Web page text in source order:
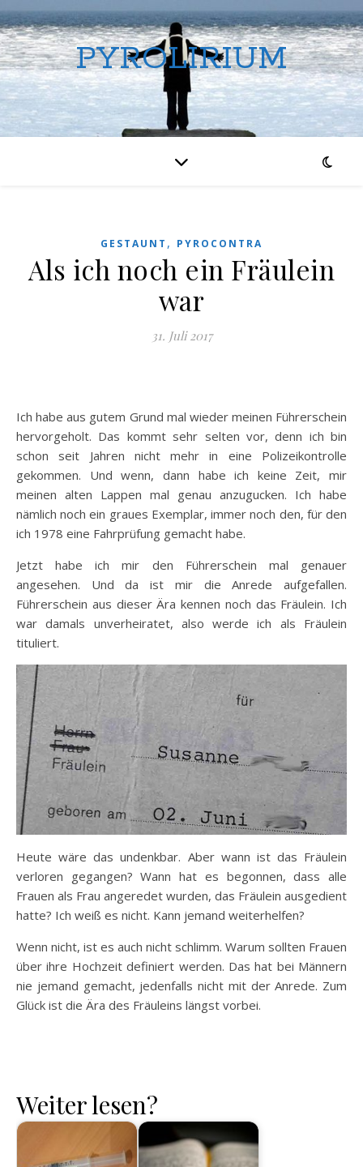
PYROLIRIUM
GESTAUNT , PYROCONTRA
Als ich noch ein Fräulein
war
31. Juli 2017
Ich habe aus gutem Grund mal wieder meinen Führerschein
hervorgeholt. Das kommt sehr selten vor, denn ich bin
schon seit Jahren nicht mehr in eine Polizeikontrolle
gekommen. Und wenn, dann habe ich keine Zeit, mir
meinen alten Lappen mal genau anzugucken. Ich habe
nämlich noch ein graues Exemplar, immer noch den, für den
ich 1978 eine Fahrprüfung gemacht habe.
Jetzt habe ich mir den Führerschein mal genauer
angesehen. Und da ist mir die Anrede aufgefallen.
Führerschein aus dieser Ära kennen noch das Fräulein. Ich
war damals unverheiratet, also werde ich als Fräulein
tituliert.
Heute wäre das undenkbar. Aber wann ist das Fräulein
verloren gegangen? Wann hat es begonnen, dass alle
Frauen als Frau angeredet wurden, das Fräulein ausgedient
hatte? Ich weiß es nicht. Kann jemand weiterhelfen?
Wenn nicht, ist es auch nicht schlimm. Warum sollten Frauen
über ihre Hochzeit definiert werden. Das hat bei Männern
nie jemand gemacht, jedenfalls nicht mit der Anrede. Zum
Glück ist die Ära des Fräuleins längst vorbei.
Weiter lesen?